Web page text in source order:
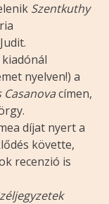
Szentkuthy
nyelven!) a
címen,
díjat nyert a
követte,
recenzió is